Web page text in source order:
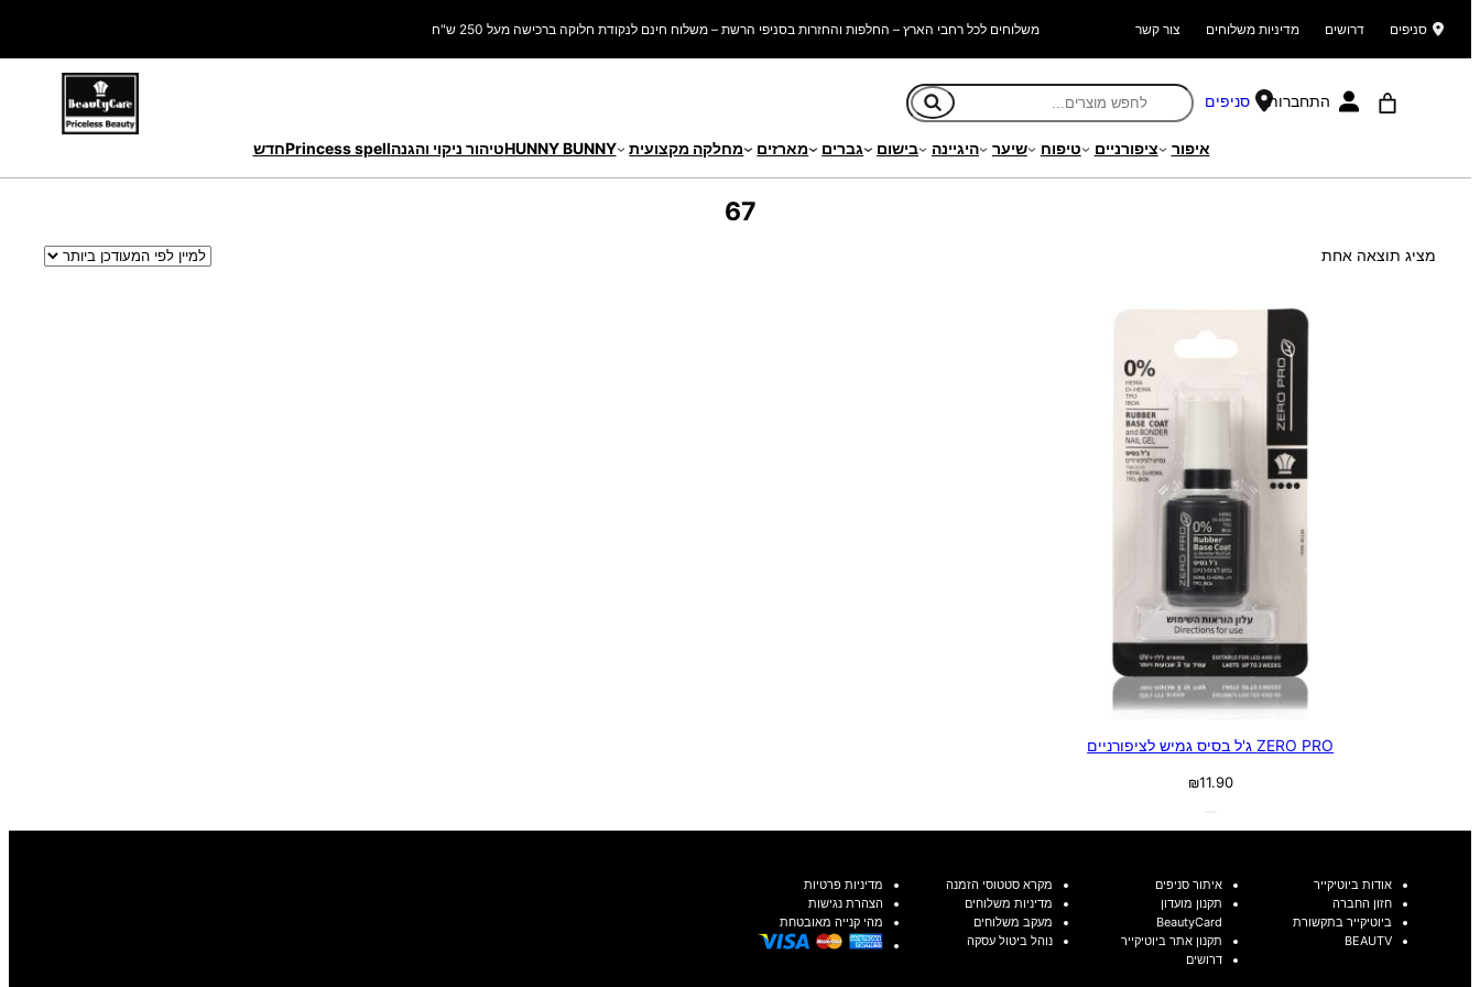
סניפים דרושים מדיניות משלוחים צור קשר משלוחים לכל רחבי הארץ – החלפות והחזרות בסניפי הרשת – משלוח חינם לנקודת חלוקה ברכישה מעל 250 ש"ח
התחברות סניפים
איפור ציפורניים טיפוח שיער היגיינה בישום גברים מארזים מחלקה מקצועית HUNNY BUNNYטיהור ניקוי והגנהPrincess spellחדש
67
מציג תוצאה אחת
ZERO PRO ג'ל בסיס גמיש לציפורניים
₪11.90
אודות ביוטיקייר
חזון החברה
ביוטיקייר בתקשורת
BEAUTV
איתור סניפים
תקנון מועדון
BeautyCard
תקנון אתר ביוטיקייר
דרושים
מקרא סטטוסי הזמנה
מדיניות משלוחים
מעקב משלוחים
נוהל ביטול עסקה
מדיניות פרטיות
הצהרת נגישות
מהי קנייה מאובטחת